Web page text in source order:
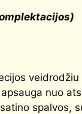
veidrodžiu
nuo
spalvos,